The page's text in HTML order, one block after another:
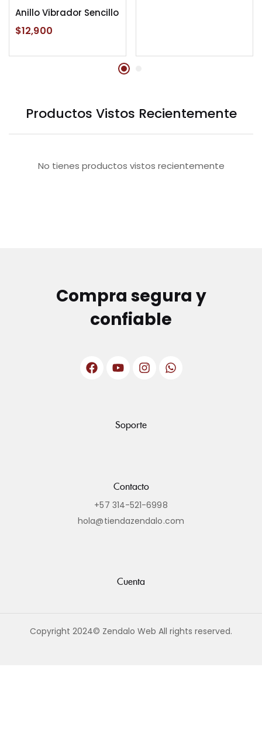
Anillo Vibrador Sencillo
$12,900
Productos Vistos Recientemente
No tienes productos vistos recientemente
Compra segura y
confiable
Soporte
Contacto
+57 314-521-6998
hola@tiendazendalo.com
Cuenta
Copyright 2024© Zendalo Web All rights reserved.